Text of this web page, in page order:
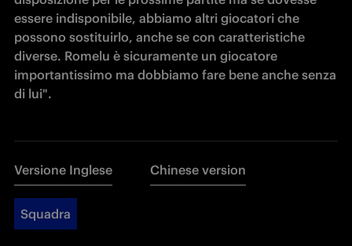
essere indisponibile, abbiamo altri giocatori che
possono sostituirlo, anche se con caratteristiche
diverse. Romelu è sicuramente un giocatore
importantissimo ma dobbiamo fare bene anche senza
di lui".
Versione Inglese Chinese version
Squadra